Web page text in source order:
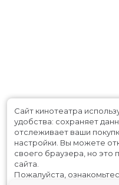
Сайт кинотеатра
удобства: сохраняет
отслеживает ваши
настройки. Вы можете
своего браузера, но это
сайта.
Пожалуйста,